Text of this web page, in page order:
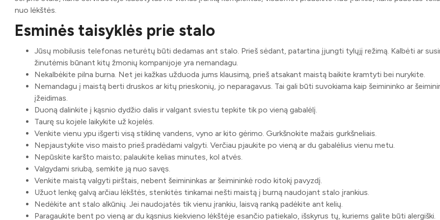
nuo lėkštės.
Esminės taisyklės prie stalo
Jūsų mobilusis telefonas neturėtų būti dedamas ant stalo. Prieš sėdant, patartina įjungti tylųjį režimą. Kalbėti ar
žinutėmis būnant kitų žmonių kompanijoje yra nemandagu.
Nekalbėkite pilna burna. Net jei kažkas užduoda jums klausimą, prieš atsakant maistą baikite kramtyti bei nurykite.
Nemandagu į maistą berti druskos ar kitų prieskonių, jo neparagavus. Tai gali būti suvokiama kaip šeimininko ar
įžeidimas.
Duoną dalinkite į kąsnio dydžio dalis ir valgant sviestu tepkite tik po vieną gabalėlį.
Taurę su kojele laikykite už kojelės.
Venkite vienu ypu išgerti visą stiklinę vandens, vyno ar kito gėrimo. Gurkšnokite mažais gurkšneliais.
Nepjaustykite viso maisto prieš pradėdami valgyti. Verčiau pjaukite po vieną ar du gabalėlius vienu metu.
Nepūskite karšto maisto; palaukite kelias minutes, kol atvės.
Valgydami sriubą, semkite ją nuo savęs.
Venkite maistą valgyti pirštais, nebent šeimininkas ar šeimininkė rodo kitokį pavyzdį.
Užuot lenkę galvą arčiau lėkštės, stenkitės tinkamai nešti maistą į burną naudojant stalo įrankius.
Nedėkite ant stalo alkūnių. Jei naudojatės tik vienu įrankiu, laisvą ranką padėkite ant kelių.
Paragaukite bent po vieną ar du kąsnius kiekvieno lėkštėje esančio patiekalo, išskyrus tų, kuriems galite būti alergiški.